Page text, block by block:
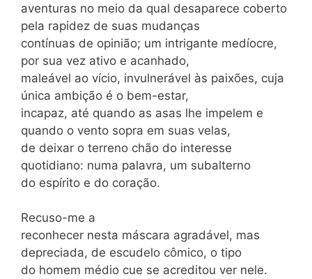
aventuras no meio da qual desaparece coberto
pela rapidez de suas mudanças
contínuas de opinião; um intrigante medíocre,
por sua vez ativo e acanhado,
maleável ao vício, invulnerável às paixões, cuja
única ambição é o bem-estar,
incapaz, até quando as asas lhe impelem e
quando o vento sopra em suas velas,
de deixar o terreno chão do interesse
quotidiano: numa palavra, um subalterno
do espírito e do coração.
Recuso-me a
reconhecer nesta máscara agradável, mas
depreciada, de escudelo cômico, o tipo
do homem médio cue se acreditou ver nele.